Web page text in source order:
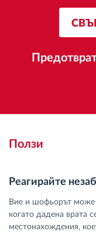
Ползи
Реагирайте
Вие и шофьорът може
когато дадена врата
местонахождения,